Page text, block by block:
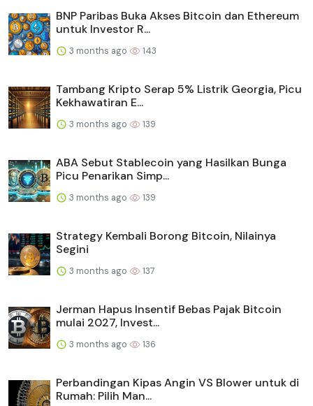
BNP Paribas Buka Akses Bitcoin dan Ethereum
untuk Investor R...
3 months ago 143
Tambang Kripto Serap 5% Listrik Georgia, Picu
Kekhawatiran E...
3 months ago 139
ABA Sebut Stablecoin yang Hasilkan Bunga
Picu Penarikan Simp...
3 months ago 139
Strategy Kembali Borong Bitcoin, Nilainya
Segini
3 months ago 137
Jerman Hapus Insentif Bebas Pajak Bitcoin
mulai 2027, Invest...
3 months ago 136
Perbandingan Kipas Angin VS Blower untuk di
Rumah: Pilih Man...